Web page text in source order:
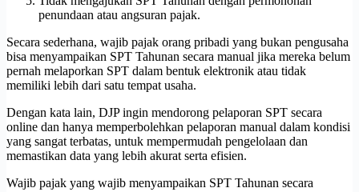
penundaan atau angsuran pajak.
Secara sederhana, wajib pajak orang pribadi yang bukan pengusaha
bisa menyampaikan SPT Tahunan secara manual jika mereka belum
pernah melaporkan SPT dalam bentuk elektronik atau tidak
memiliki lebih dari satu tempat usaha.
Dengan kata lain, DJP ingin mendorong pelaporan SPT secara
online dan hanya memperbolehkan pelaporan manual dalam kondisi
yang sangat terbatas, untuk mempermudah pengelolaan dan
memastikan data yang lebih akurat serta efisien.
Wajib pajak yang wajib menyampaikan SPT Tahunan secara